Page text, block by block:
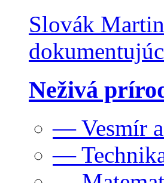
Slovák
Neživá
— Vesmír
—